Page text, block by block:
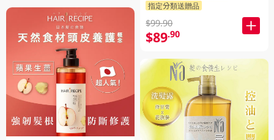
指定分類送贈品
$99.90
$89.90